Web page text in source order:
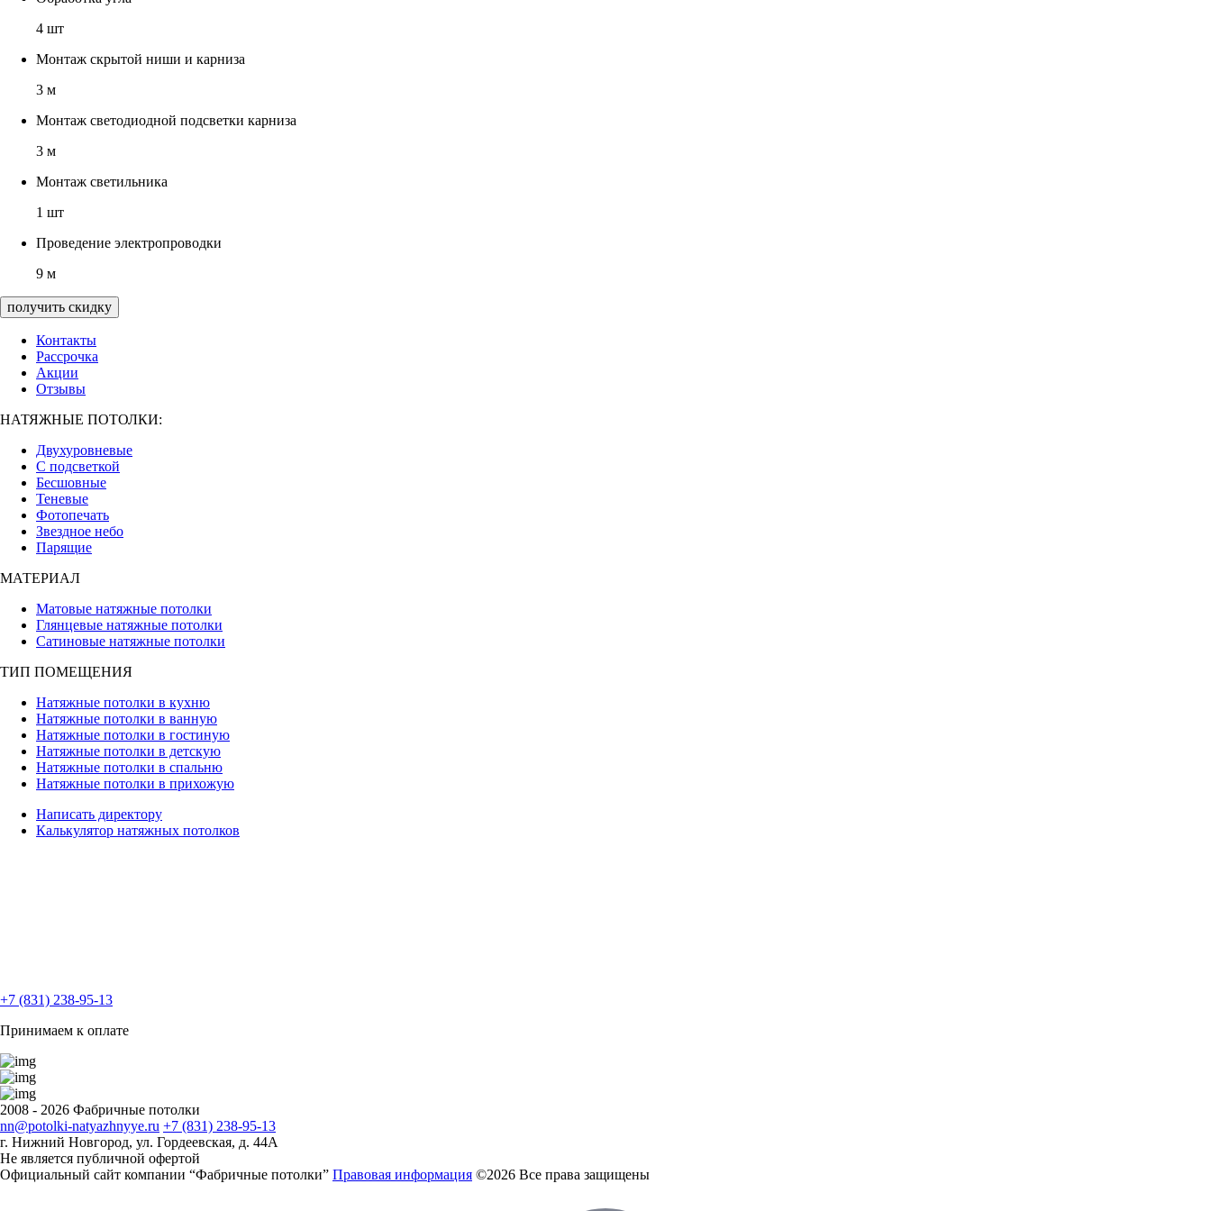
4 шт
Монтаж скрытой ниши и карниза
3 м
Монтаж светодиодной подсветки карниза
3 м
Монтаж светильника
1 шт
Проведение электропроводки
9 м
получить скидку
Контакты
Рассрочка
Акции
Отзывы
НАТЯЖНЫЕ ПОТОЛКИ:
Двухуровневые
С подсветкой
Бесшовные
Теневые
Фотопечать
Звездное небо
Парящие
МАТЕРИАЛ
Матовые натяжные потолки
Глянцевые натяжные потолки
Сатиновые натяжные потолки
ТИП ПОМЕЩЕНИЯ
Натяжные потолки в кухню
Натяжные потолки в ванную
Натяжные потолки в гостиную
Натяжные потолки в детскую
Натяжные потолки в спальню
Натяжные потолки в прихожую
Написать директору
Калькулятор натяжных потолков
+7 (831) 238-95-13
Принимаем к оплате
2008 - 2026 Фабричные потолки
nn@potolki-natyazhnyye.ru +7 (831) 238-95-13
г. Нижний Новгород, ул. Гордеевская, д. 44А
Не является публичной офертой
Официальный сайт компании “Фабричные потолки” Правовая информация ©2026 Все права защищены